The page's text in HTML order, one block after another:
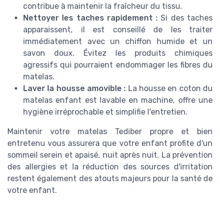
contribue à maintenir la fraîcheur du tissu.
Nettoyer les taches rapidement : Si des taches
apparaissent, il est conseillé de les traiter
immédiatement avec un chiffon humide et un
savon doux. Évitez les produits chimiques
agressifs qui pourraient endommager les fibres du
matelas.
Laver la housse amovible : La housse en coton du
matelas enfant est lavable en machine, offre une
hygiène irréprochable et simplifie l'entretien.
Maintenir votre matelas Tediber propre et bien
entretenu vous assurera que votre enfant profite d'un
sommeil serein et apaisé, nuit après nuit. La prévention
des allergies et la réduction des sources d'irritation
restent également des atouts majeurs pour la santé de
votre enfant.